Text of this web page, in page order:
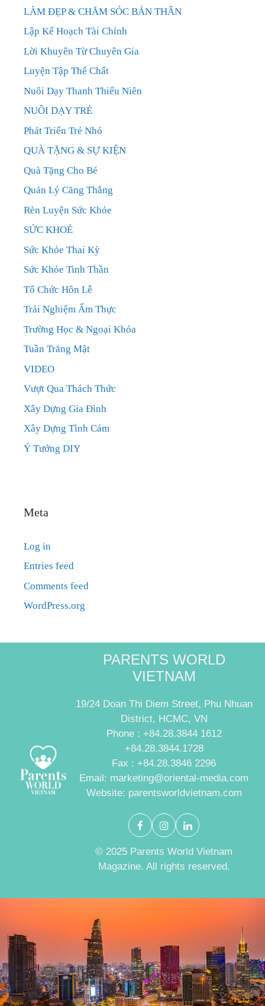
LÀM ĐẸP & CHĂM SÓC BẢN THÂN
Lập Kế Hoạch Tài Chính
Lời Khuyên Từ Chuyên Gia
Luyện Tập Thể Chất
Nuôi Dạy Thanh Thiếu Niên
NUÔI DẠY TRẺ
Phát Triển Trẻ Nhỏ
QUÀ TẶNG & SỰ KIỆN
Quà Tặng Cho Bé
Quản Lý Căng Thẳng
Rèn Luyện Sức Khỏe
SỨC KHOẺ
Sức Khỏe Thai Kỳ
Sức Khỏe Tinh Thần
Tổ Chức Hôn Lễ
Trải Nghiệm Ẩm Thực
Trường Học & Ngoại Khóa
Tuần Trăng Mật
VIDEO
Vượt Qua Thách Thức
Xây Dựng Gia Đình
Xây Dựng Tình Cảm
Ý Tưởng DIY
Meta
Log in
Entries feed
Comments feed
WordPress.org
PARENTS WORLD
VIETNAM
19/24 Doan Thi Diem Street, Phu Nhuan
District, HCMC, VN
Phone : +84.28.3844 1612
+84.28.3844.1728
Fax : +84.28.3846 2296
Email: marketing@oriental-media.com
Website: parentsworldvietnam.com
© 2025 Parents World Vietnam
Magazine. All rights reserved.